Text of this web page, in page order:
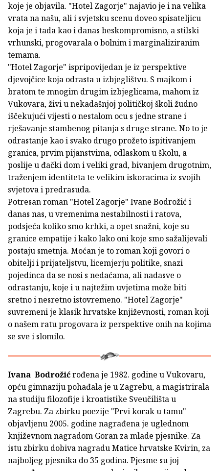
koje je objavila. "Hotel Zagorje" najavio je i na velika
vrata na našu, ali i svjetsku scenu doveo spisateljicu
koja je i tada kao i danas beskompromisno, a stilski
vrhunski, progovarala o bolnim i marginaliziranim
temama.
"Hotel Zagorje" ispripovijedan je iz perspektive
djevojčice koja odrasta u izbjeglištvu. S majkom i
bratom te mnogim drugim izbjeglicama, mahom iz
Vukovara, živi u nekadašnjoj političkoj školi žudno
iščekujući vijesti o nestalom ocu s jedne strane i
rješavanje stambenog pitanja s druge strane. No to je
odrastanje kao i svako drugo prožeto ispitivanjem
granica, prvim pijanstvima, odlaskom u školu, a
poslije u đački dom i veliki grad, bivanjem drugotnim,
traženjem identiteta te velikim iskoracima iz svojih
svjetova i predrasuda.
Potresan roman "Hotel Zagorje" Ivane Bodrožić i
danas nas, u vremenima nestabilnosti i ratova,
podsjeća koliko smo krhki, a opet snažni, koje su
granice empatije i kako lako oni koje smo sažalijevali
postaju smetnja. Moćan je to roman koji govori o
obitelji i prijateljstvu, licemjerju politike, snazi
pojedinca da se nosi s nedaćama, ali nadasve o
odrastanju, koje i u najtežim uvjetima može biti
sretno i nesretno istovremeno. "Hotel Zagorje"
suvremeni je klasik hrvatske književnosti, roman koji
o našem ratu progovara iz perspektive onih na kojima
se sve i slomilo.
Ivana Bodrožićrođena je 1982. godine u Vukovaru,
opću gimnaziju pohađala je u Zagrebu, a magistrirala
na studiju filozofije i kroatistike Sveučilišta u
Zagrebu. Za zbirku poezije "Prvi korak u tamu"
objavljenu 2005. godine nagrađena je uglednom
književnom nagradom Goran za mlade pjesnike. Za
istu zbirku dobiva nagradu Matice hrvatske Kvirin, za
najboljeg pjesnika do 35 godina. Pjesme su joj